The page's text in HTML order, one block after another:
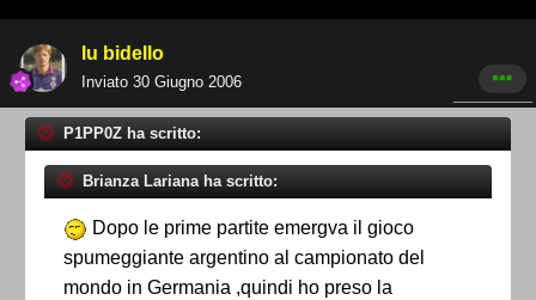
lu bidello
Inviato 30 Giugno 2006
P1PP0Z ha scritto:
Brianza Lariana ha scritto:
Dopo le prime partite emergva il gioco
spumeggiante argentino al campionato del
mondo in Germania ,quindi ho preso la